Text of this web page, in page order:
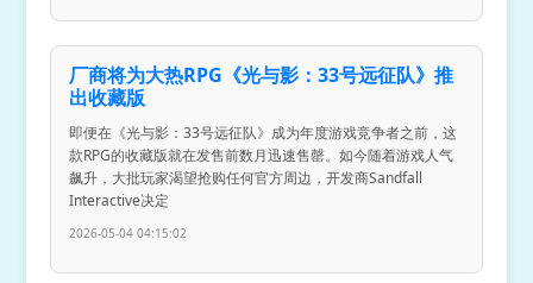
厂商将为大热RPG《光与影：33号远征队》推
出收藏版
即便在《光与影：33号远征队》成为年度游戏竞争者之前，这
款RPG的收藏版就在发售前数月迅速售罄。如今随着游戏人气
飙升，大批玩家渴望抢购任何官方周边，开发商Sandfall
Interactive决定
2026-05-04 04:15:02